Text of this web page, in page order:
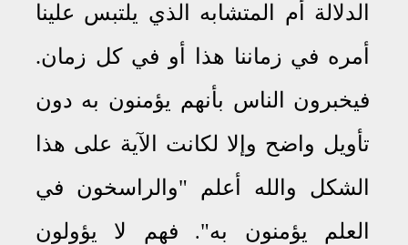
الدلالة أم المتشابه الذي يلتبس علينا
أمره في زماننا هذا أو في كل زمان.
فيخبرون الناس بأنهم يؤمنون به دون
تأويل واضح وإلا لكانت الآية على هذا
الشكل والله أعلم "والراسخون في
العلم يؤمنون به".
فهم لا يؤولون